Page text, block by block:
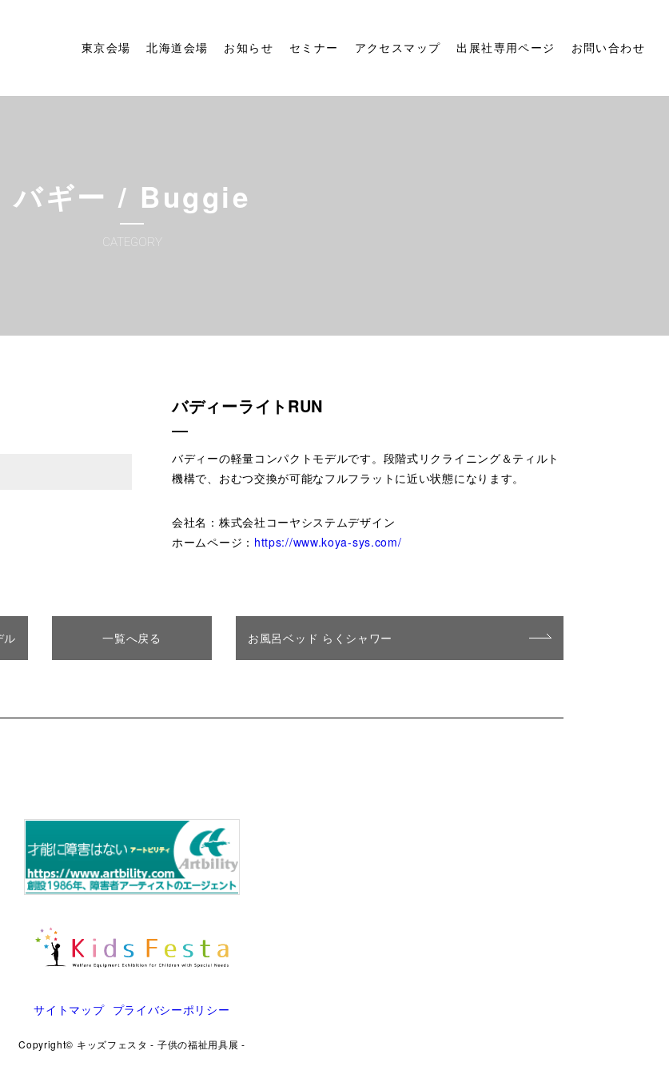
東京会場 北海道会場 お知らせ セミナー アクセスマップ 出展社専用ページ お問い合わせ
バギー / Buggie
CATEGORY
バディーライトRUN
バディーの軽量コンパクトモデルです。段階式リクライニング＆ティルト
機構で、おむつ交換が可能なフルフラットに近い状態になります。
会社名：株式会社コーヤシステムデザイン
ホームページ： https://www.koya-sys.com/
ル 一覧へ戻る お風呂ベッド らくシャワー
サイトマップ プライバシーポリシー
Copyright© キッズフェスタ - 子供の福祉用具展 -